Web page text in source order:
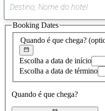
Quando é que chega?
Escolha a data de início
Escolha a data de término
Quando é que chega?
Booking Dates